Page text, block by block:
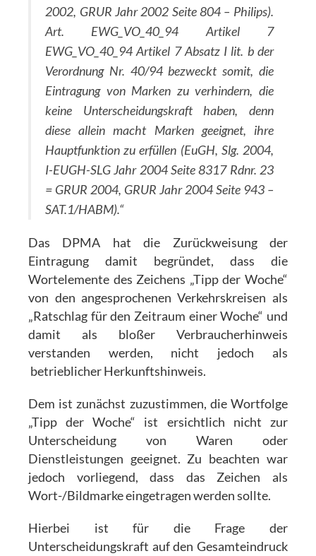
2002, GRUR Jahr 2002 Seite 804 – Philips).
Art. EWG_VO_40_94 Artikel 7
EWG_VO_40_94 Artikel 7 Absatz I lit. b der
Verordnung Nr. 40/94 bezweckt somit, die
Eintragung von Marken zu verhindern, die
keine Unterscheidungskraft haben, denn
diese allein macht Marken geeignet, ihre
Hauptfunktion zu erfüllen (EuGH, Slg. 2004,
I-EUGH-SLG Jahr 2004 Seite 8317 Rdnr. 23
= GRUR 2004, GRUR Jahr 2004 Seite 943 –
SAT.1/HABM).“
Das DPMA hat die Zurückweisung der
Eintragung damit begründet, dass die
Wortelemente des Zeichens „Tipp der Woche“
von den angesprochenen Verkehrskreisen als
„Ratschlag für den Zeitraum einer Woche“ und
damit als bloßer Verbraucherhinweis
verstanden werden, nicht jedoch als
betrieblicher Herkunftshinweis.
Dem ist zunächst zuzustimmen, die Wortfolge
„Tipp der Woche“ ist ersichtlich nicht zur
Unterscheidung von Waren oder
Dienstleistungen geeignet. Zu beachten war
jedoch vorliegend, dass das Zeichen als
Wort-/Bildmarke eingetragen werden sollte.
Hierbei ist für die Frage der
Unterscheidungskraft auf den Gesamteindruck